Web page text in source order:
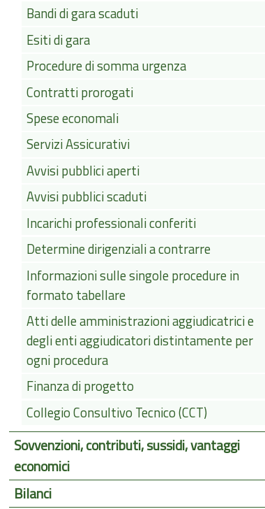
Bandi di gara scaduti
Esiti di gara
Procedure di somma urgenza
Contratti prorogati
Spese economali
Servizi Assicurativi
Avvisi pubblici aperti
Avvisi pubblici scaduti
Incarichi professionali conferiti
Determine dirigenziali a contrarre
Informazioni sulle singole procedure in
formato tabellare
Atti delle amministrazioni aggiudicatrici e
degli enti aggiudicatori distintamente per
ogni procedura
Finanza di progetto
Collegio Consultivo Tecnico (CCT)
Sovvenzioni, contributi, sussidi, vantaggi
economici
Bilanci